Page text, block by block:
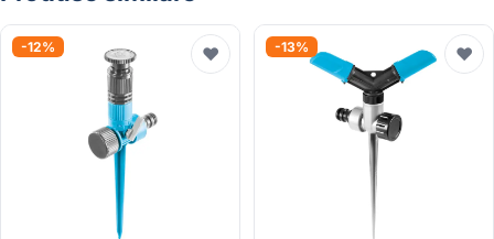
-12% ♥ -13% ♥